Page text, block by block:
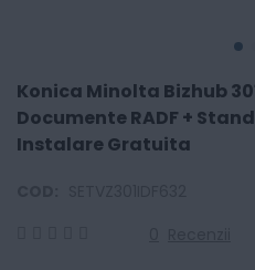
Konica Minolta Bizhub
Documente RADF +
Instalare Gratuita